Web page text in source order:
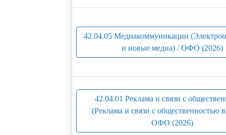
42.04.05 Медиакоммуникации
и новые медиа) / ОФО (2026)
42.04.01 Реклама и связи с
(Реклама и связи с
ОФО (2026)